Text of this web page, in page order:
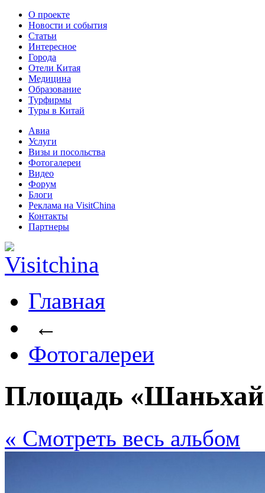
О проекте
Новости и события
Статьи
Интересное
Города
Отели Китая
Медицина
Образование
Турфирмы
Туры в Китай
Авиа
Услуги
Визы и посольства
Фотогалереи
Видео
Форум
Блоги
Реклама на VisitChina
Контакты
Партнеры
Главная
←
Фотогалереи
Площадь «Шаньхай
« Cмотреть весь альбом